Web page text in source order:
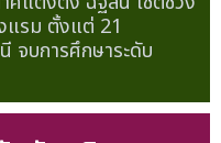
แรม ตั้งแต่ 21
จบการศึกษาระดับ